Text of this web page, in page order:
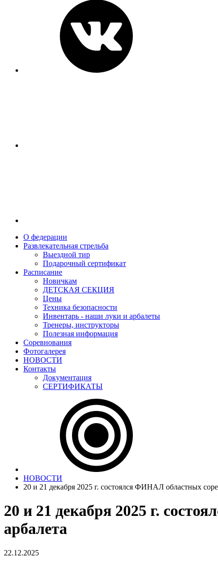
О федерации
Развлекательная стрельба
Выездной тир
Подарочный сертификат
Расписание
Новичкам
ДЕТСКАЯ СЕКЦИЯ
Цены
Техника безопасности
Инвентарь - наши луки и арбалеты
Тренеры, инструкторы
Полезная информация
Соревнования
Фотогалерея
НОВОСТИ
Контакты
Документация
СЕРТИФИКАТЫ
НОВОСТИ
20 и 21 декабря 2025 г. состоялся ФИНАЛ областных
20 и 21 декабря 2025 г.
арбалета
22.12.2025